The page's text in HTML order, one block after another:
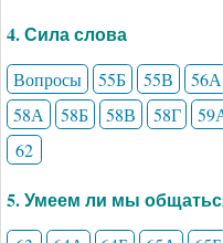
4. Сила слова
Вопросы 55Б 55В 56А
58А
58Б 58В 58Г
62
5. Умеем ли мы